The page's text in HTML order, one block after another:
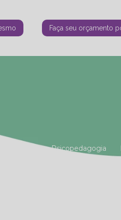
Faça seu orçamento
Psicopedagogia